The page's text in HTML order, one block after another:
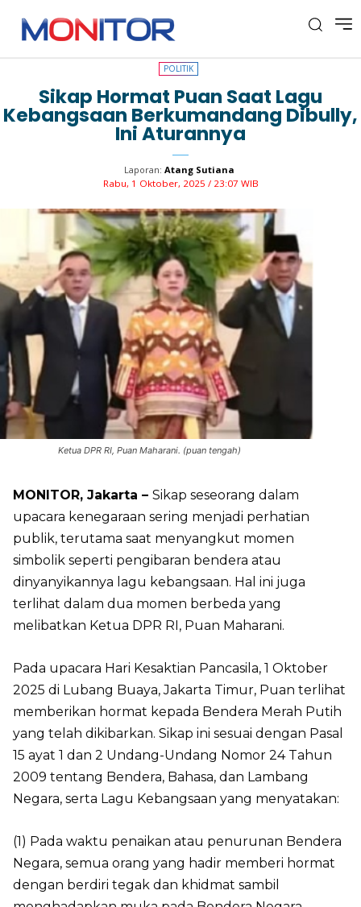
POLITIK
POLITIK
Sikap Hormat Puan Saat Lagu
Kebangsaan Berkumandang Dibully,
Ini Aturannya
Laporan: Atang Sutiana
Rabu, 1 Oktober, 2025 / 23:07 WIB
Ketua DPR RI, Puan Maharani. (puan tengah)
MONITOR, Jakarta – Sikap seseorang dalam
upacara kenegaraan sering menjadi perhatian
publik, terutama saat menyangkut momen
simbolik seperti pengibaran bendera atau
dinyanyikannya lagu kebangsaan. Hal ini juga
terlihat dalam dua momen berbeda yang
melibatkan Ketua DPR RI, Puan Maharani.
Pada upacara Hari Kesaktian Pancasila, 1 Oktober
2025 di Lubang Buaya, Jakarta Timur, Puan terlihat
memberikan hormat kepada Bendera Merah Putih
yang telah dikibarkan. Sikap ini sesuai dengan Pasal
15 ayat 1 dan 2 Undang-Undang Nomor 24 Tahun
2009 tentang Bendera, Bahasa, dan Lambang
Negara, serta Lagu Kebangsaan yang menyatakan:
(1) Pada waktu penaikan atau penurunan Bendera
Negara, semua orang yang hadir memberi hormat
dengan berdiri tegak dan khidmat sambil